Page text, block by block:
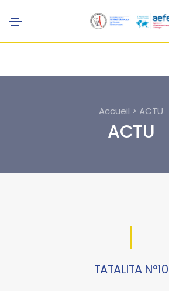
Accueil > ACTU
ACTU
TATALITA N°10